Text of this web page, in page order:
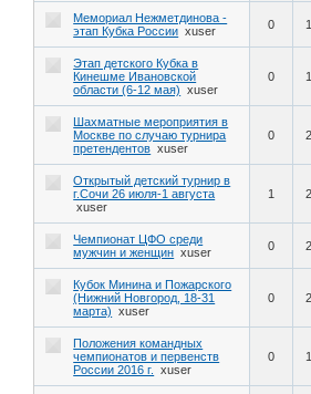
Мемориал Нежметдинова -
этап Кубка России xuser 0
Этап детского Кубка в
Кинешме Ивановской
области (6-12 мая)
xuser
0
Шахматные мероприятия в
Москве по случаю турнира
претендентов xuser
0
Открытый детский турнир в
г.Сочи 26 июля-1 августа
xuser
1
Чемпионат ЦФО среди
мужчин и женщин xuser 0
Кубок Минина и Пожарского
(Нижний Новгород, 18-31
марта)
xuser
0
Положения командных
чемпионатов и первенств
России 2016 г.
xuser
0